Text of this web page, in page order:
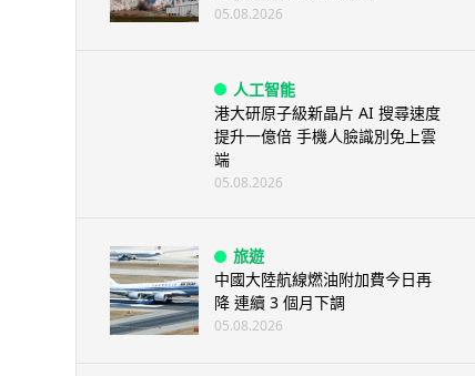
05.08.2026
人工智能
港大研原子級新晶片 AI 搜尋速度
提升一億倍 手機人臉識別免上雲
端
05.08.2026
旅遊
中國大陸航線燃油附加費今日再
降 連續 3 個月下調
05.08.2026